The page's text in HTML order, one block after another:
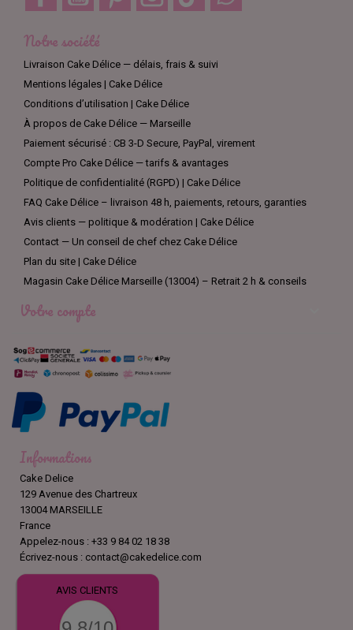
Notre société
Livraison Cake Délice — délais, frais & suivi
Mentions légales | Cake Délice
Conditions d’utilisation | Cake Délice
À propos de Cake Délice — Marseille
Paiement sécurisé : CB 3-D Secure, PayPal, virement
Compte Pro Cake Délice — tarifs & avantages
Politique de confidentialité (RGPD) | Cake Délice
FAQ Cake Délice – livraison 48 h, paiements, retours, garanties
Avis clients — politique & modération | Cake Délice
Contact — Un conseil de chef chez Cake Délice
Plan du site | Cake Délice
Magasin Cake Délice Marseille (13004) – Retrait 2 h & conseils
Votre compte
Informations
Cake Delice
129 Avenue des Chartreux
13004 MARSEILLE
France
Appelez-nous : +33 9 84 02 18 38
Écrivez-nous : contact@cakedelice.com
AVIS CLIENTS